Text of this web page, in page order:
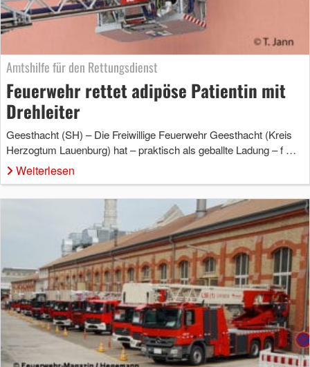
Amtshilfe für den Rettungsdienst
Feuerwehr rettet adipöse Patientin mit
Drehleiter
Geesthacht (SH) – Die Freiwillige Feuerwehr Geesthacht (Kreis
Herzogtum Lauenburg) hat – praktisch als geballte Ladung – f …
Weiterlesen